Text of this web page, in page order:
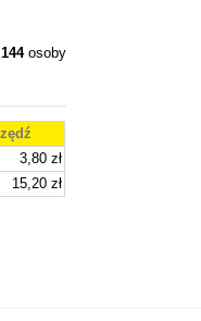
144osoby
3,80 zł
15,20 zł